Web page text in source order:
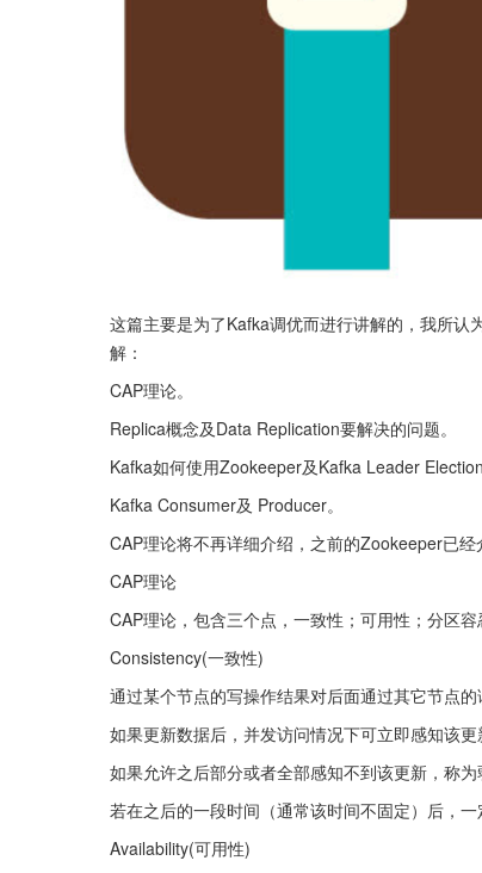
这篇主要是为了Kafka调优而进行讲解的，我所
解：
CAP理论。
Replica概念及Data Replication要解决的问题。
Kafka如何使用Zookeeper及Kafka Leader Election
Kafka Consumer及 Producer。
CAP理论将不再详细介绍，之前的Zookeeper已经
CAP理论
CAP理论，包含三个点，一致性；可用性；分区
Consistency(一致性)
通过某个节点的写操作结果对后面通过其它节点的
如果更新数据后，并发访问情况下可立即感知该更
如果允许之后部分或者全部感知不到该更新，称为
若在之后的一段时间（通常该时间不固定）后，一
Availability(可用性)